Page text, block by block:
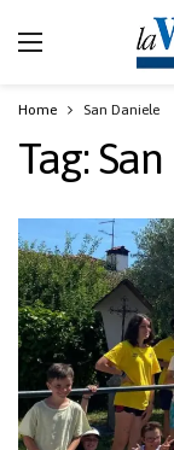
Home San Daniele
Tag: